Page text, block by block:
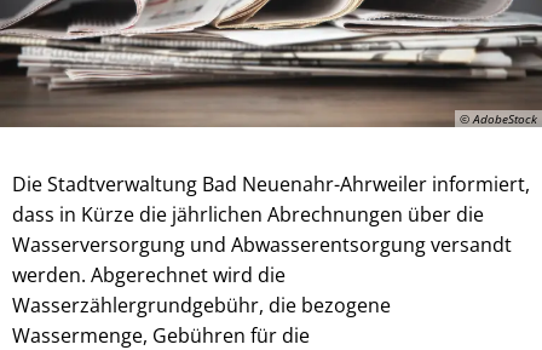
© AdobeStock
Die Stadtverwaltung Bad Neuenahr-Ahrweiler informiert,
dass in Kürze die jährlichen Abrechnungen über die
Wasserversorgung und Abwasserentsorgung versandt
werden. Abgerechnet wird die
Wasserzählergrundgebühr, die bezogene
Wassermenge, Gebühren für die